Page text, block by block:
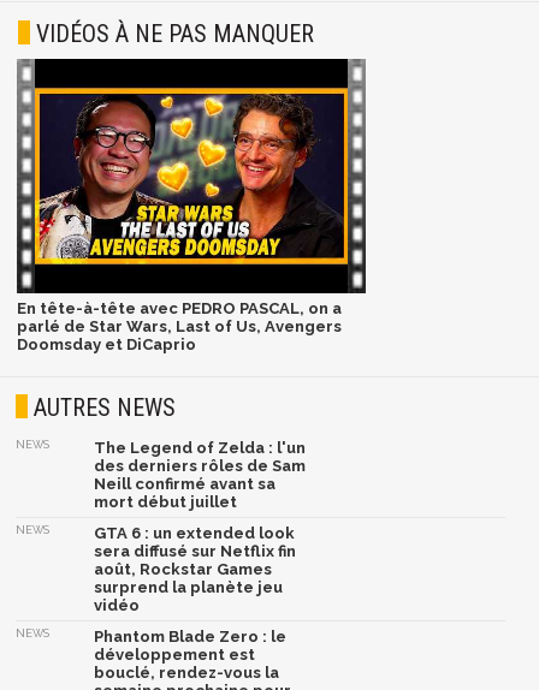
VIDÉOS À NE PAS MANQUER
En tête-à-tête avec PEDRO PASCAL, on a
parlé de Star Wars, Last of Us, Avengers
Doomsday et DiCaprio
AUTRES NEWS
NEWS
The Legend of Zelda : l'un
des derniers rôles de Sam
Neill confirmé avant sa
mort début juillet
NEWS
GTA 6 : un extended look
sera diffusé sur Netflix fin
août, Rockstar Games
surprend la planète jeu
vidéo
NEWS
Phantom Blade Zero : le
développement est
bouclé, rendez-vous la